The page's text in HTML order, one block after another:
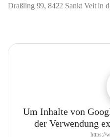
Draßling 99, 8422 Sankt Veit in
Um Inhalte von
der Verwendung
https://